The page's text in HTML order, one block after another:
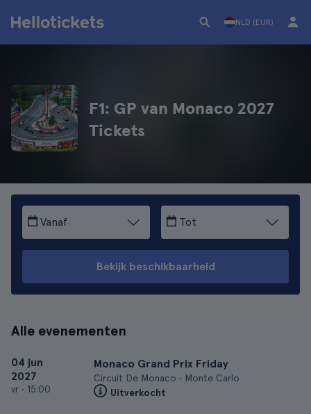
NLD (EUR)
F1: GP van Monaco 2027
Tickets
Vanaf Tot
Bekijk beschikbaarheid
Alle evenementen
04 jun
2027
vr • 15:00
Monaco Grand Prix Friday
Circuit De Monaco • Monte Carlo
Uitverkocht